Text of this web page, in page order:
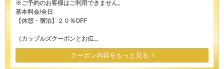
※ご予約のお客様はご利用できません。
基本料金/全日
【休憩・宿泊】２０％OFF
（カップルズクーポンとお伝...
クーポン内容をもっと見る